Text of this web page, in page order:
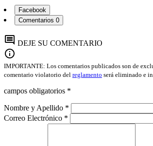
Facebook
Comentarios 0
comment DEJE SU COMENTARIO
info
IMPORTANTE: Los comentarios publicados son de
comentario violatorio del reglamento será eliminado e
campos obligatorios *
Nombre y Apellido *
Correo Electrónico *